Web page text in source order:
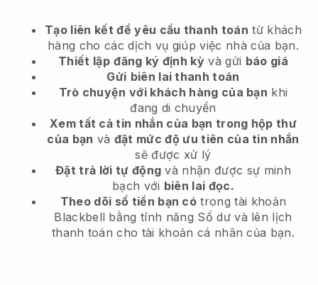
Tạo liên kết để yêu cầu thanh toán từ khách
hàng cho các dịch vụ giúp việc nhà của bạn.
Thiết lập đăng ký định kỳ và gửi báo giá
Gửi biên lai thanh toán
Trò chuyện với khách hàng của bạn khi
đang di chuyển
Xem tất cả tin nhắn của bạn trong hộp thư
của bạn và đặt mức độ ưu tiên của tin nhắn
sẽ được xử lý
Đặt trả lời tự động và nhận được sự minh
bạch với biên lai đọc.
Theo dõi số tiền bạn có trong tài khoản
Blackbell bằng tính năng Số dư và lên lịch
thanh toán cho tài khoản cá nhân của bạn.